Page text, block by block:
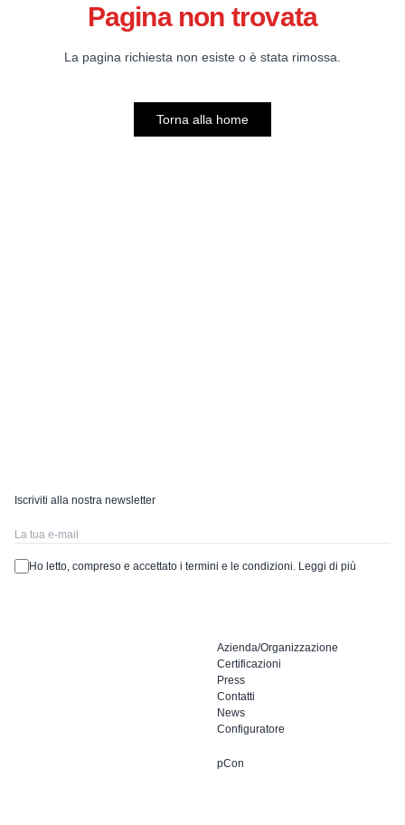
Pagina non trovata
La pagina richiesta non esiste o è stata rimossa.
Torna alla home
Azienda/Organizzazione
Certificazioni
Press
Contatti
News
Configuratore
pCon
Iscriviti alla nostra newsletter
Ho letto, compreso e accettato i termini e le condizioni. Leggi di più